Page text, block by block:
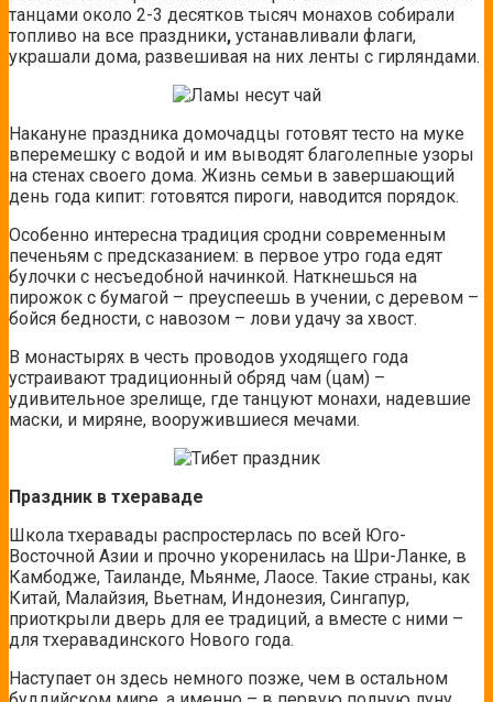
танцами около 2-3 десятков тысяч монахов собирали
топливо на все праздники, устанавливали флаги,
украшали дома, развешивая на них ленты с гирляндами.
Накануне праздника домочадцы готовят тесто на муке
вперемешку с водой и им выводят благолепные узоры
на стенах своего дома. Жизнь семьи в завершающий
день года кипит: готовятся пироги, наводится порядок.
Особенно интересна традиция сродни современным
печеньям с предсказанием: в первое утро года едят
булочки с несъедобной начинкой. Наткнешься на
пирожок с бумагой – преуспеешь в учении, с деревом –
бойся бедности, с навозом – лови удачу за хвост.
В монастырях в честь проводов уходящего года
устраивают традиционный обряд чам (цам) –
удивительное зрелище, где танцуют монахи, надевшие
маски, и миряне, вооружившиеся мечами.
Праздник в тхераваде
Школа тхеравады распростерлась по всей Юго-
Восточной Азии и прочно укоренилась на Шри-Ланке, в
Камбодже, Таиланде, Мьянме, Лаосе. Такие страны, как
Китай, Малайзия, Вьетнам, Индонезия, Сингапур,
приоткрыли дверь для ее традиций, а вместе с ними –
для тхеравадинского Нового года.
Наступает он здесь немного позже, чем в остальном